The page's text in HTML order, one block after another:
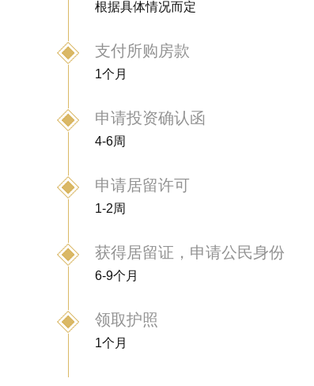
根据具体情况而定
支付所购房款
1个月
申请投资确认函
4-6周
申请居留许可
1-2周
获得居留证，申请公民身份
6-9个月
领取护照
1个月